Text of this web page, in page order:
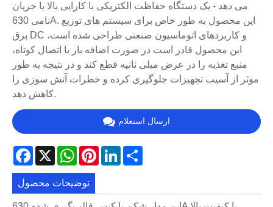
می دهد - یک دستگاه حفاظت الکتریکی با کارایی بالا با جریان
نامی 630A. این محصول به طور خاص برای سیستم های توزیع
برق DC و کاربردهای اتوماسیون صنعتی طراحی شده است،
این محصول قادر است در صورت اضافه بار یا اتصال کوتاه،
منبع تغذیه را در عرض میلی ثانیه قطع کند و در نتیجه به طور
موثر از آسیب تجهیزات جلوگیری کرده و خطرات آتش سوزی را
کاهش دهد.
ارسال استعلام
Facebook
X WhatsApp
PinterestLinkedIn
توضیحات محصول